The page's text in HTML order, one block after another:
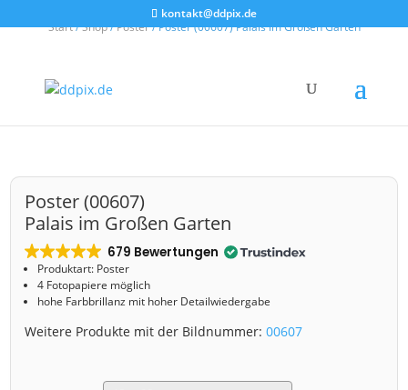
kontakt@ddpix.de
Start/Shop/Poster/ Poster (00607) Palais im Großen Garten
Poster (00607)
Palais im Großen Garten
679 Bewertungen
Produktart: Poster
4 Fotopapiere möglich
hohe Farbbrillanz mit hoher Detailwiedergabe
Weitere Produkte mit der Bildnummer:00607